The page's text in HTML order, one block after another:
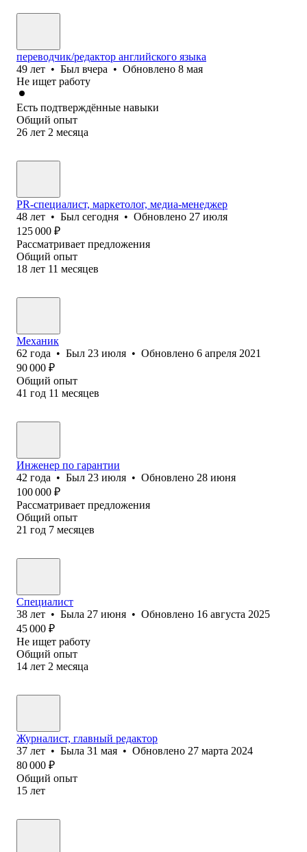
переводчик/редактор английского языка
49 лет • Был вчера • Обновлено 8 мая
Не ищет работу
Есть подтверждённые навыки
Общий опыт
26 лет 2 месяца
PR-специалист, маркетолог, медиа-менеджер
48 лет • Был сегодня • Обновлено 27 июля
125 000 ₽
Рассматривает предложения
Общий опыт
18 лет 11 месяцев
Механик
62 года • Был 23 июля • Обновлено 6 апреля 2021
90 000 ₽
Общий опыт
41 год 11 месяцев
Инженер по гарантии
42 года • Был 23 июля • Обновлено 28 июня
100 000 ₽
Рассматривает предложения
Общий опыт
21 год 7 месяцев
Специалист
38 лет • Была 27 июня • Обновлено 16 августа 2025
45 000 ₽
Не ищет работу
Общий опыт
14 лет 2 месяца
Журналист, главный редактор
37 лет • Была 31 мая • Обновлено 27 марта 2024
80 000 ₽
Общий опыт
15 лет